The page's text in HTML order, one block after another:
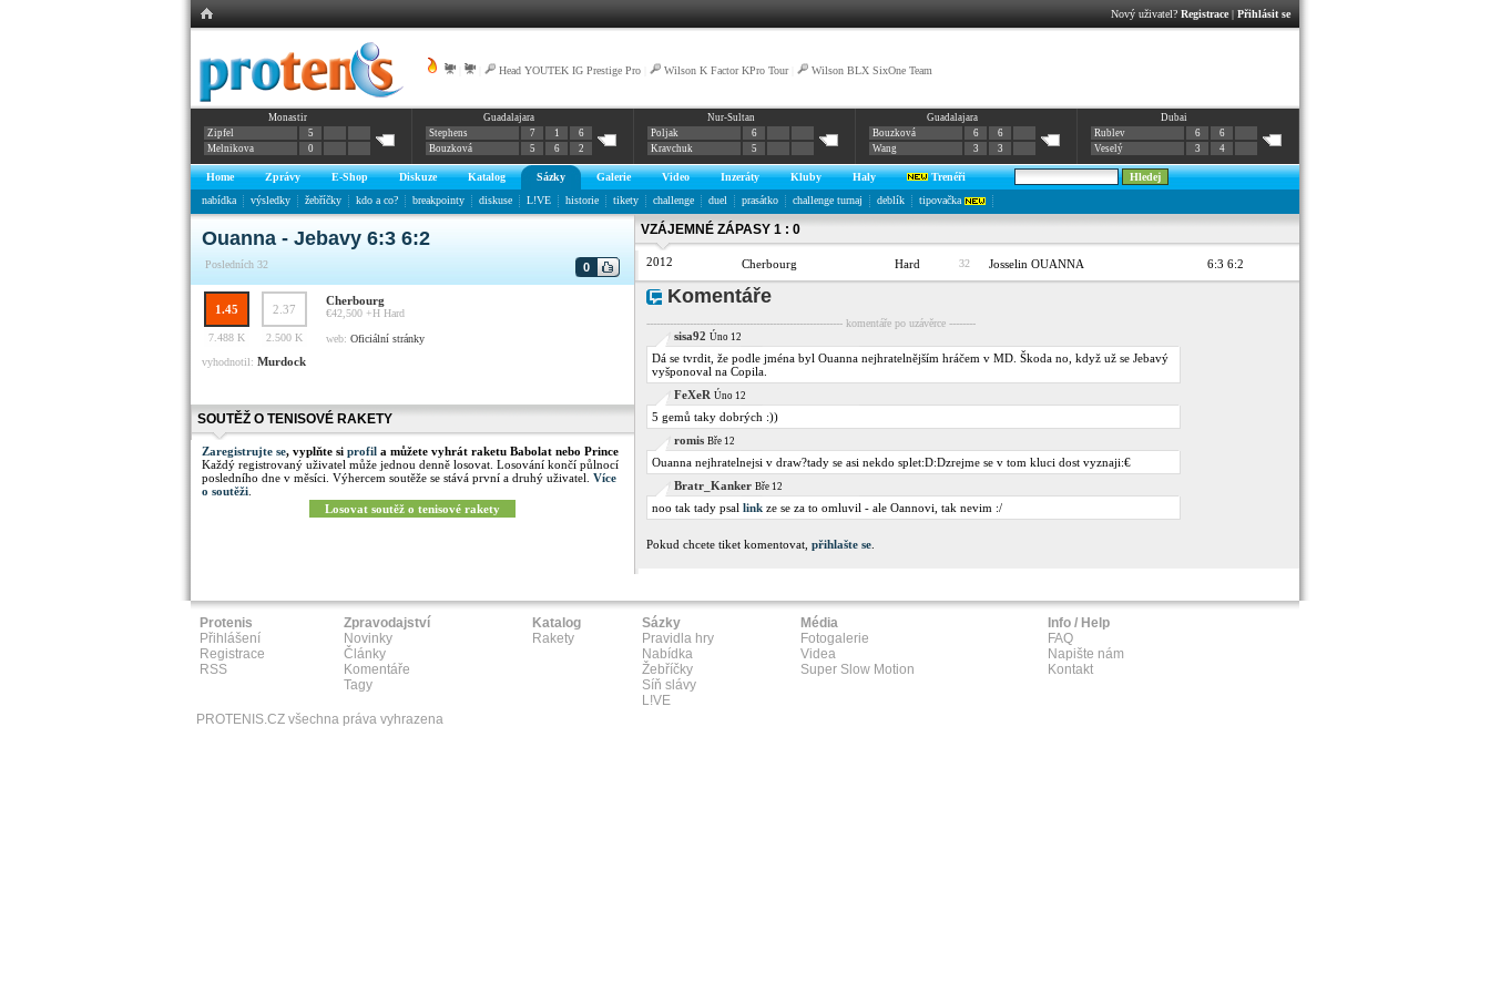
Nový uživatel? Registrace| Přihlásit se
Head YOUTEK IG Prestige Pro Wilson K Factor KPro Tour| Wilson BLX SixOne Team
Monastir
Zipfel
5
Melnikova
0
Guadalajara
Stephens
7 1
6
Bouzková
5 6 2
Nur-Sultan
Poljak
6
Kravchuk
5
Guadalajara
Bouzková
6
6
Wang
3 3
Dubai
Rublev
6
6
Veselý
3 4
Home Zprávy E-Shop Diskuze Katalog Sázky Galerie Video Inzeráty Kluby Haly
Trenéři
nabídka
výsledky žebříčky kdo a co? breakpointy diskuse L!VE historie tikety challenge duel prasátko challenge turnaj deblík tipovačka
Ouanna - Jebavy 6:3 6:2
Posledních 32 0
1.45 2.37
Cherbourg
€42,500 +H Hard
7.488 K
2.500 K web: Oficiální stránky
vyhodnotil: Murdock
SOUTĚŽ O TENISOVÉ RAKETY
Zaregistrujte se, vyplňte si profil a můžete vyhrát raketu Babolat nebo Prince
Každý registrovaný uživatel může jednou denně losovat. Losování končí půlnocí
posledního dne v měsíci. Výhercem soutěže se stává první a druhý uživatel. Více
o soutěži
Losovat soutěž o tenisové rakety
VZÁJEMNÉ ZÁPASY 1 : 0
2012 Cherbourg Hard 32 Josselin OUANNA 6:3 6:2
Komentáře
----------------------------------------------------------- komentáře po uzávěrce --------
sisa92 Úno 12
Dá se tvrdit, že podle jména byl Ouanna nejhratelnějším hráčem v MD. Škoda no, když už se Jebavý
vyšponoval na Copila.
FeXeR Úno 12
5 gemů taky dobrých :))
romis Bře 12
Ouanna nejhratelnejsi v draw?tady se asi nekdo splet:D:Dzrejme se v tom kluci dost vyznaji:€
Bratr_Kanker Bře 12
noo tak tady psal link ze se za to omluvil - ale Oannovi, tak nevim :/
Pokud chcete tiket komentovat, přihlašte se
Protenis
Přihlášení
Registrace
RSS
Zpravodajství
Novinky
Články
Komentáře
Tagy
Katalog
Rakety
Sázky
Pravidla hry
Nabídka
Žebříčky
Síň slávy
L!VE
Média
Fotogalerie
Videa
Super Slow Motion
Info / Help
FAQ
Napište nám
Kontakt
PROTENIS.CZ všechna práva vyhrazena